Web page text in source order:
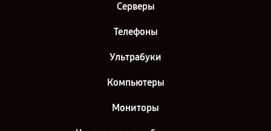
Серверы
Телефоны
Ультрабуки
Компьютеры
Мониторы